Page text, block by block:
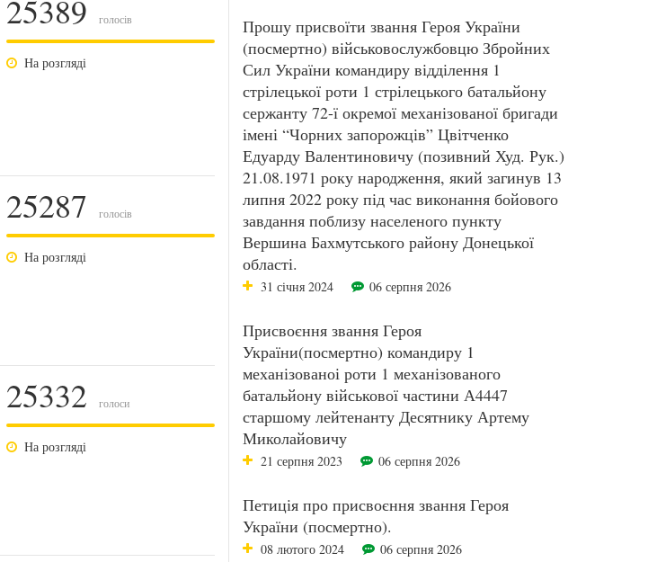
25389 голосів
На розгляді
25287 голосів
На розгляді
25332 голоси
На розгляді
Прошу присвоїти звання Героя України
(посмертно) військовослужбовцю Збройних
Сил України командиру відділення 1
стрілецької роти 1 стрілецького батальйону
сержанту 72-ї окремої механізованої бригади
імені “Чорних запорожців” Цвітченко
Едуарду Валентиновичу (позивний Худ. Рук.)
21.08.1971 року народження, який загинув 13
липня 2022 року під час виконання бойового
завдання поблизу населеного пункту
Вершина Бахмутського району Донецької
області.
31 січня 2024 06 серпня 2026
Присвоєння звання Героя
України(посмертно) командиру 1
механізованоі роти 1 механізованого
батальйону військової частини А4447
старшому лейтенанту Десятнику Артему
Миколайовичу
21 серпня 2023 06 серпня 2026
Петиція про присвоєння звання Героя
України (посмертно).
08 лютого 2024 06 серпня 2026